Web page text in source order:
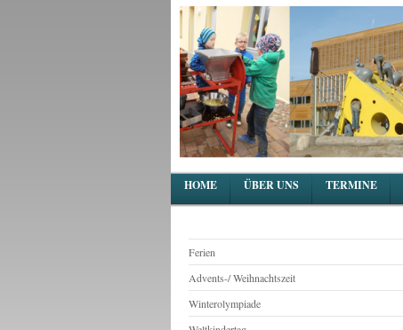
HOME ÜBER UNS TERMINE
Ferien
Advents-/ Weihnachtszeit
Winterolympiade